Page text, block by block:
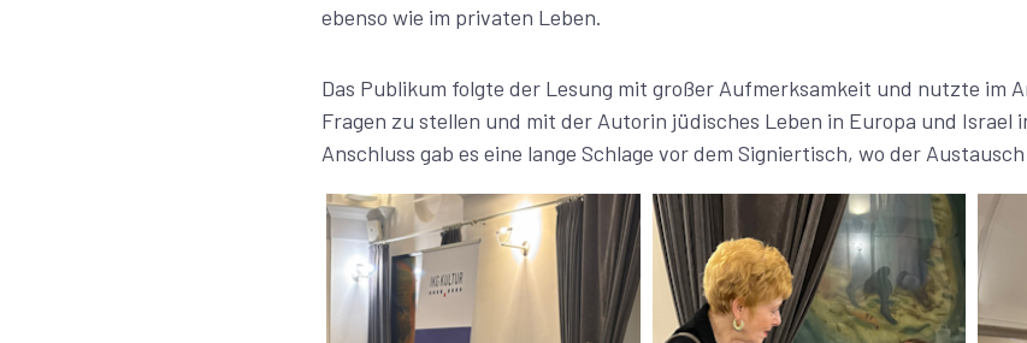
ebenso wie im privaten Leben.
Das Publikum folgte der Lesung mit großer Aufmerksamkeit und nutzte im
Fragen zu stellen und mit der Autorin jüdisches Leben in Europa und Israel
Anschluss gab es eine lange Schlage vor dem Signiertisch, wo der